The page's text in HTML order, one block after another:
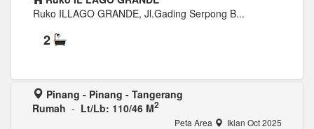
Ruko ILLAGO GRANDE, Jl.Gading Serpong B...
2
Pinang - Pinang - Tangerang
Rumah - Lt/Lb: 110/46 M2
Peta Area Iklan Oct 2025